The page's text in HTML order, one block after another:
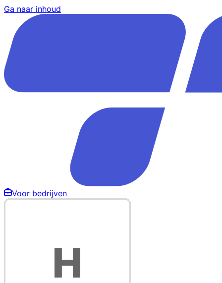
Ga naar inhoud
Voor bedrijven